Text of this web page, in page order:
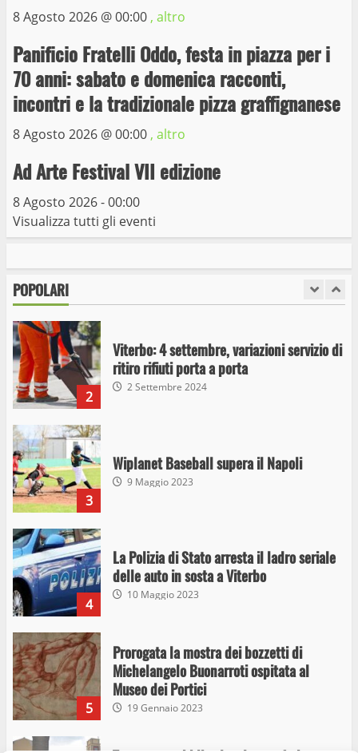
8 Agosto 2026 @00:00 , altro
Panificio Fratelli Oddo, festa in piazza per i
70 anni: sabato e domenica racconti,
incontri e la tradizionale pizza graffignanese
8 Agosto 2026 @00:00 , altro
Ad Arte Festival VII edizione
8 Agosto 2026 - 00:00
Visualizza tutti gli eventi
POPOLARI
6
Trasporto pubblico locale, trasferimento
capolinea al terminal Riello dal 15 al 17
giugno
15 Giugno 2023
Giochi Sportivi Studenteschi di Atletica a
Viterbo
10 Maggio 2023
I Carabinieri arrestano due giovani per
stupefacenti
2
Viterbo: 4 settembre, variazioni servizio di
ritiro rifiuti porta a porta
2 Settembre 2024
3
Wiplanet Baseball supera il Napoli
9 Maggio 2023
4
La Polizia di Stato arresta il ladro seriale
delle auto in sosta a Viterbo
10 Maggio 2023
5
Prorogata la mostra dei bozzetti di
Michelangelo Buonarroti ospitata al
Museo dei Portici
19 Gennaio 2023